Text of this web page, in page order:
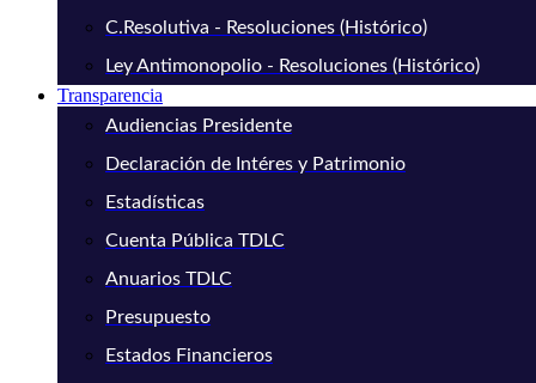
C.Resolutiva - Resoluciones (Histórico)
Ley Antimonopolio - Resoluciones (Histórico)
Transparencia
Audiencias Presidente
Declaración de Intéres y Patrimonio
Estadísticas
Cuenta Pública TDLC
Anuarios TDLC
Presupuesto
Estados Financieros